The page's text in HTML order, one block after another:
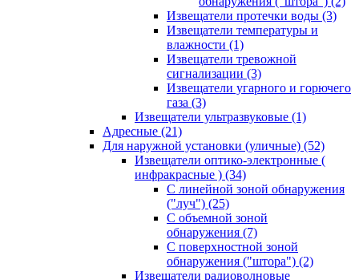
Извещатели протечки воды (3)
Извещатели температуры и
влажности (1)
Извещатели тревожной
сигнализации (3)
Извещатели угарного и горючего
газа (3)
Извещатели ультразвуковые (1)
Адресные (21)
Для наружной установки (уличные) (52)
Извещатели оптико-электронные (
инфракрасные ) (34)
С линейной зоной обнаружения
("луч") (25)
С объемной зоной
обнаружения (7)
С поверхностной зоной
обнаружения ("штора") (2)
Извещатели радиоволновые